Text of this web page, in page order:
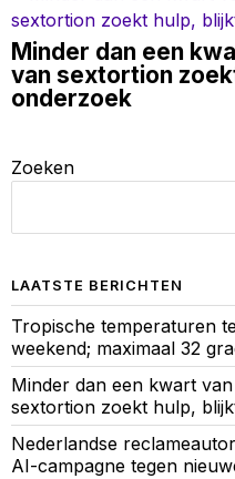
Minder dan een
van sextortion
onderzoek
Zoeken
LAATSTE BERICHTEN
Tropische temperaturen
weekend; maximaal 32
Minder dan een kwart
sextortion zoekt hulp,
Nederlandse
AI-campagne tegen